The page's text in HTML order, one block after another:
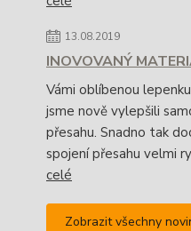
13.08.2019
INOVOVANÝ
Vámi oblíbenou
jsme nově vylepšili
přesahu. Snadno tak
spojení přesahu velmi
celé
Zobrazit všechny